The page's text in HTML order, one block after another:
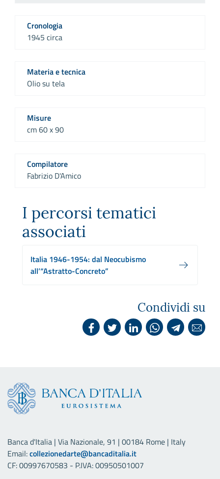
Cronologia
1945 circa
Materia e tecnica
Olio su tela
Misure
cm 60 x 90
Compilatore
Fabrizio D'Amico
I percorsi tematici
associati
Italia 1946-1954: dal Neocubismo
all’“Astratto-Concreto”
Condividi su
Banca d'Italia | Via Nazionale, 91 | 00184 Rome | Italy
Email:collezionedarte@bancaditalia.it
CF: 00997670583 - P.IVA: 00950501007